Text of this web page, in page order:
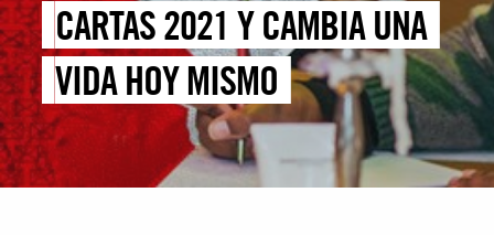
CARTAS 2021 Y CAMBIA UNA
VIDA HOY MISMO